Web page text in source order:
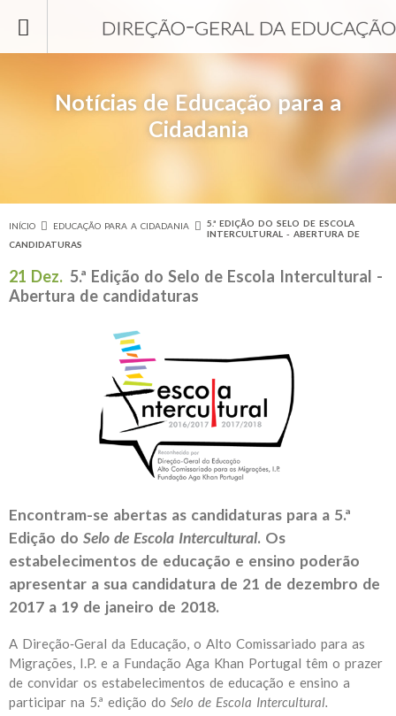
Notícias de Educação para a
Cidadania
Está aqui
INÍCIO EDUCAÇÃO PARA A CIDADANIA
5.ª EDIÇÃO DO SELO DE ESCOLA
INTERCULTURAL - ABERTURA DE
CANDIDATURAS
21 Dez. 5.ª Edição do Selo de Escola Intercultural -
Abertura de candidaturas
Encontram-se abertas as candidaturas para a 5.ª
Edição do Selo de Escola Intercultural. Os
estabelecimentos de educação e ensino poderão
apresentar a sua candidatura de 21 de dezembro de
2017 a 19 de janeiro de 2018.
A Direção‐Geral da Educação, o Alto Comissariado para as
Migrações, I.P. e a Fundação Aga Khan Portugal têm o prazer
de convidar os estabelecimentos de educação e ensino a
participar na 5.ª edição do Selo de Escola Intercultural.